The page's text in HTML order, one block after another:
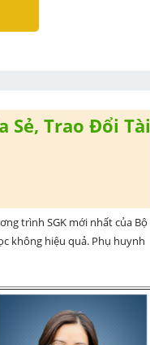
Sẻ, Trao Đổi Tài
trình SGK mới nhất của Bộ
không hiệu quả. Phụ huynh